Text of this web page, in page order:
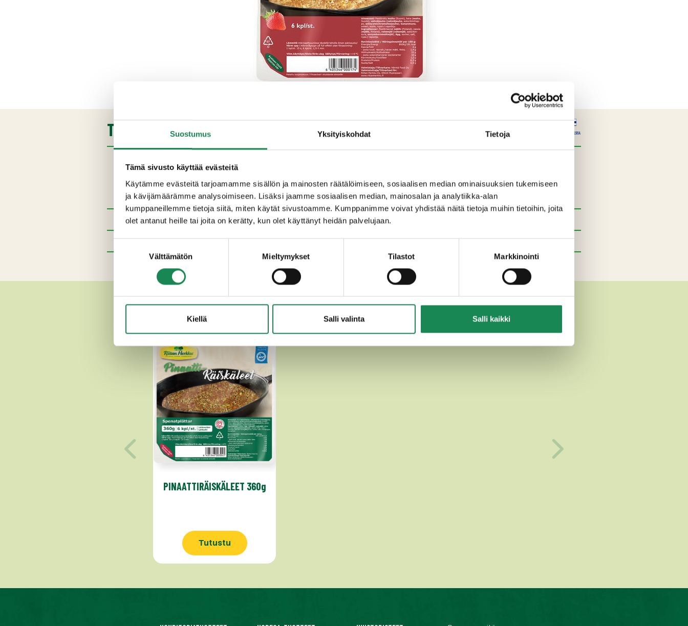
Suostumus Yksityiskohdat Tietoja
Tämä sivusto käyttää evästeitä
Käytämme evästeitä tarjoamamme sisällön ja mainosten räätälöimiseen, sosiaalisen median ominaisuuksien tukemiseen
ja kävijämäärämme analysoimiseen. Lisäksi jaamme sosiaalisen median, mainosalan ja analytiikka-alan
kumppaneillemme tietoja siitä, miten käytät sivustoamme. Kumppanimme voivat yhdistää näitä tietoja muihin tietoihin, joita
olet antanut heille tai joita on kerätty, kun olet käyttänyt heidän palvelujaan.
Välttämätön Mieltymykset Tilastot Markkinointi
Kiellä Salli valinta Salli kaikki
TUOTETIEDOT
entsyymiohramallasjauho),kananmuna, sokeri, suola, rypsi-/rapsiöljy.
Pakkauskoot
Ravintosisältö
Lisätiedot
MUUT HERKULLISET RÄISKÄLEET
PINAATTIRÄISKÄLEET 360g
Tutustu